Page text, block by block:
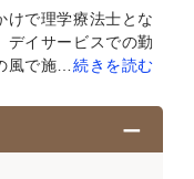
けで理学療法士とな
デイサービスでの勤
風で施…続きを読む